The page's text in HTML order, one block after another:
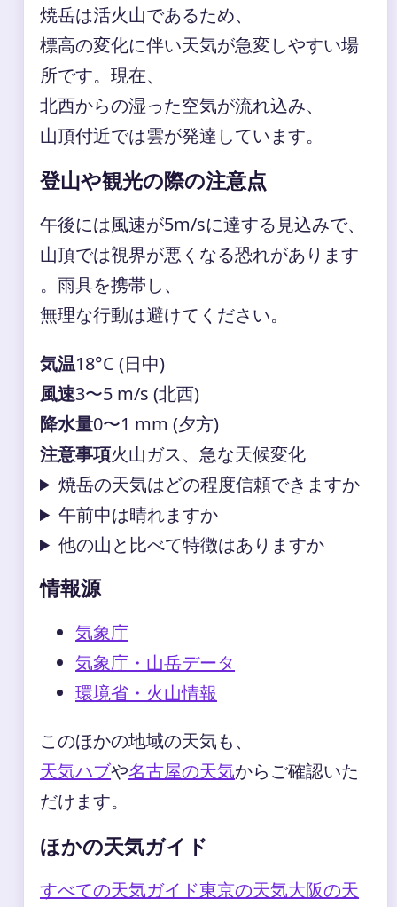
焼岳は活火山であるため、
標高の変化に伴い天気が急変しやすい場
所です。現在、
北西からの湿った空気が流れ込み、
山頂付近では雲が発達しています。
登山や観光の際の注意点
午後には風速が5m/sに達する見込みで、
山頂では視界が悪くなる恐れがあります
。雨具を携帯し、
無理な行動は避けてください。
気温18°C (日中)
風速3〜5 m/s (北西)
降水量0〜1 mm (夕方)
注意事項火山ガス、急な天候変化
焼岳の天気はどの程度信頼できますか
午前中は晴れますか
他の山と比べて特徴はありますか
情報源
気象庁
気象庁・山岳データ
環境省・火山情報
このほかの地域の天気も、
天気ハブや名古屋の天気からご確認いた
だけます。
ほかの天気ガイド
すべての天気ガイド東京の天気大阪の天